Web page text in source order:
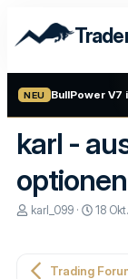
NEU BullPower V7
karl -
E
e
karl_099
E
e
18
Trading